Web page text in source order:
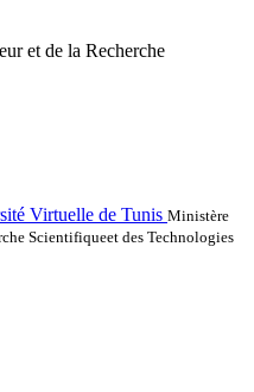
et de la Recherche
Virtuelle de Tunis Ministère
Scientifiqueet des Technologies